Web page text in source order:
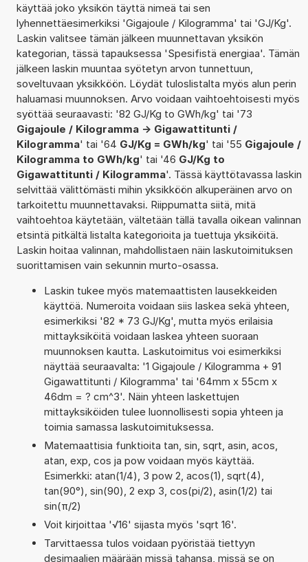
käyttää joko yksikön täyttä nimeä tai sen
lyhennettäesimerkiksi 'Gigajoule / Kilogramma' tai 'GJ/Kg'.
Laskin valitsee tämän jälkeen muunnettavan yksikön
kategorian, tässä tapauksessa 'Spesifistä energiaa'. Tämän
jälkeen laskin muuntaa syötetyn arvon tunnettuun,
soveltuvaan yksikköön. Löydät tuloslistalta myös alun perin
haluamasi muunnoksen. Arvo voidaan vaihtoehtoisesti myös
syöttää seuraavasti: '82 GJ/Kg to GWh/kg' tai '73
Gigajoule / Kilogramma -> Gigawattitunti /
Kilogramma' tai '64 GJ/Kg = GWh/kg' tai '55 Gigajoule /
Kilogramma to GWh/kg' tai '46 GJ/Kg to
Gigawattitunti / Kilogramma'. Tässä käyttötavassa laskin
selvittää välittömästi mihin yksikköön alkuperäinen arvo on
tarkoitettu muunnettavaksi. Riippumatta siitä, mitä
vaihtoehtoa käytetään, vältetään tällä tavalla oikean valinnan
etsintä pitkältä listalta kategorioita ja tuettuja yksiköitä.
Laskin hoitaa valinnan, mahdollistaen näin laskutoimituksen
suorittamisen vain sekunnin murto-osassa.
Laskin tukee myös matemaattisten lausekkeiden
käyttöä. Numeroita voidaan siis laskea sekä yhteen,
esimerkiksi '82 * 73 GJ/Kg', mutta myös erilaisia
mittayksiköitä voidaan laskea yhteen suoraan
muunnoksen kautta. Laskutoimitus voi esimerkiksi
näyttää seuraavalta: '1 Gigajoule / Kilogramma + 91
Gigawattitunti / Kilogramma' tai '64mm x 55cm x
46dm = ? cm^3'. Näin yhteen laskettujen
mittayksiköiden tulee luonnollisesti sopia yhteen ja
toimia samassa laskutoimituksessa.
Matemaattisia funktioita tan, sin, sqrt, asin, acos,
atan, exp, cos ja pow voidaan myös käyttää.
Esimerkki: atan(1/4), 3 pow 2, acos(1), sqrt(4),
tan(90°), sin(90), 2 exp 3, cos(pi/2), asin(1/2) tai
sin(π/2)
Voit kirjoittaa '√16' sijasta myös 'sqrt 16'.
Tarvittaessa tulos voidaan pyöristää tiettyyn
desimaalien määrään missä tahansa, missä se on